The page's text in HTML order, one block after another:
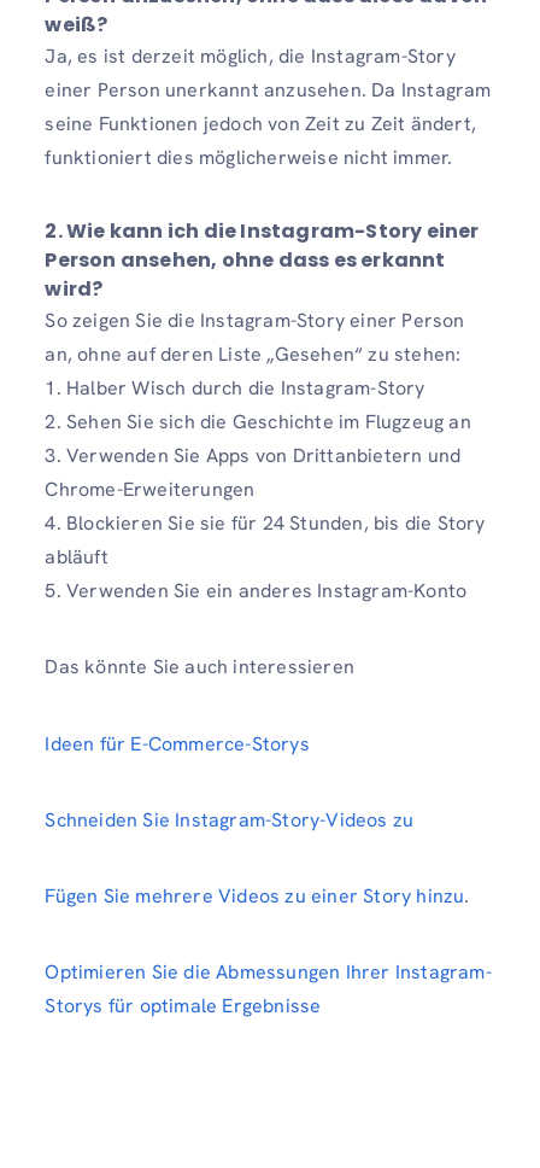
weiß?
Ja, es ist derzeit möglich, die Instagram-Story
einer Person unerkannt anzusehen. Da Instagram
seine Funktionen jedoch von Zeit zu Zeit ändert,
funktioniert dies möglicherweise nicht immer.
2. Wie kann ich die Instagram-Story einer
Person ansehen, ohne dass es erkannt
wird?
So zeigen Sie die Instagram-Story einer Person
an, ohne auf deren Liste „Gesehen“ zu stehen:
1. Halber Wisch durch die Instagram-Story
2. Sehen Sie sich die Geschichte im Flugzeug an
3. Verwenden Sie Apps von Drittanbietern und
Chrome-Erweiterungen
4. Blockieren Sie sie für 24 Stunden, bis die Story
abläuft
5. Verwenden Sie ein anderes Instagram-Konto
Das könnte Sie auch interessieren
Ideen für E-Commerce-Storys
Schneiden Sie Instagram-Story-Videos zu
Fügen Sie mehrere Videos zu einer Story hinzu.
Optimieren Sie die Abmessungen Ihrer Instagram-
Storys für optimale Ergebnisse